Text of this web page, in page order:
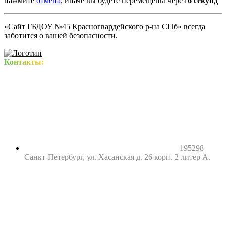
«Сайт ГБДОУ №45 Красногвардейского р-на СПб» всегда
заботится о вашей безопасности.
Контакты:
195298
Санкт-Петербург, ул. Хасанская д. 26 корп. 2 литер А.